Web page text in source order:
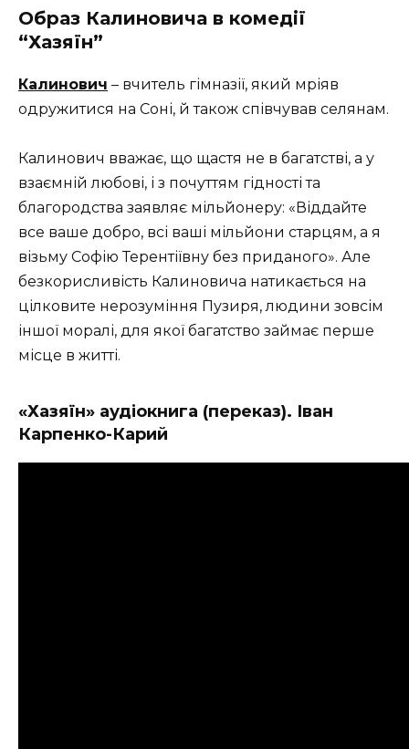
Образ Калиновича в комедії
“Хазяїн”
Калинович – вчитель гімназії, який мріяв
одружитися на Соні, й також співчував селянам.
Калинович вважає, що щастя не в багатстві, а у
взаємній любові, і з почуттям гідності та
благородства заявляє мільйонеру: «Віддайте
все ваше добро, всі ваші мільйони старцям, а я
візьму Софію Терентіївну без приданого». Але
безкорисливість Калиновича натикається на
цілковите нерозуміння Пузиря, людини зовсім
іншої моралі, для якої багатство займає перше
місце в житті.
«Хазяїн» аудіокнига (переказ). Іван
Карпенко-Карий